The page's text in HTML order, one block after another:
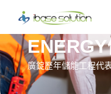
廣錠歷年儲能工程代